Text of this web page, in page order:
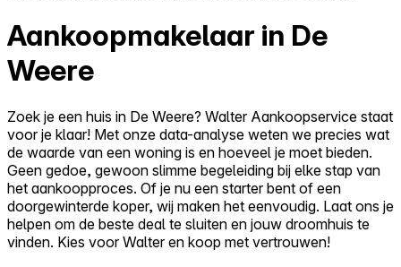
Aankoopmakelaar in De
Weere
Zoek je een huis in De Weere? Walter Aankoopservice staat
voor je klaar! Met onze data-analyse weten we precies wat
de waarde van een woning is en hoeveel je moet bieden.
Geen gedoe, gewoon slimme begeleiding bij elke stap van
het aankoopproces. Of je nu een starter bent of een
doorgewinterde koper, wij maken het eenvoudig. Laat ons je
helpen om de beste deal te sluiten en jouw droomhuis te
vinden. Kies voor Walter en koop met vertrouwen!